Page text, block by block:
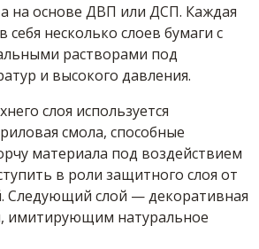
на основе ДВП или ДСП. Каждая
несколько слоев бумаги с
растворами под
и высокого давления.
слоя используется
смола, способные
материала под воздействием
в роли защитного слоя от
Следующий слой — декоративная
имитирующим натуральное